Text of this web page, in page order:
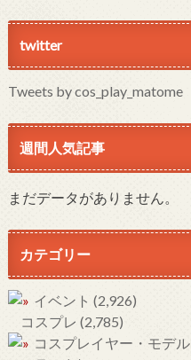
twitter
Tweets by cos_play_matome
週間人気記事
まだデータがありません。
カテゴリー
イベント (2,926)
コスプレ (2,785)
コスプレイヤー・モデル